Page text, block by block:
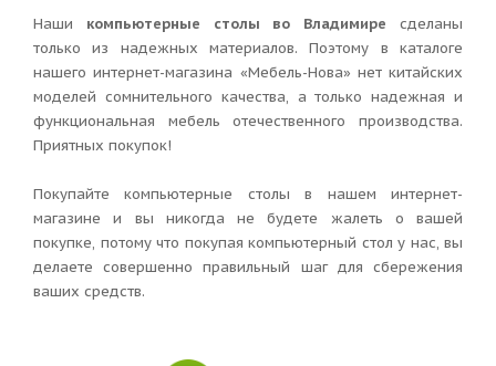
Наши компьютерные столы во Владимире сделаны
только из надежных материалов. Поэтому в каталоге
нашего интернет-магазина «Мебель-Нова» нет китайских
моделей сомнительного качества, а только надежная и
функциональная мебель отечественного производства.
Приятных покупок!
Покупайте компьютерные столы в нашем интернет-
магазине и вы никогда не будете жалеть о вашей
покупке, потому что покупая компьютерный стол у нас, вы
делаете совершенно правильный шаг для сбережения
ваших средств.